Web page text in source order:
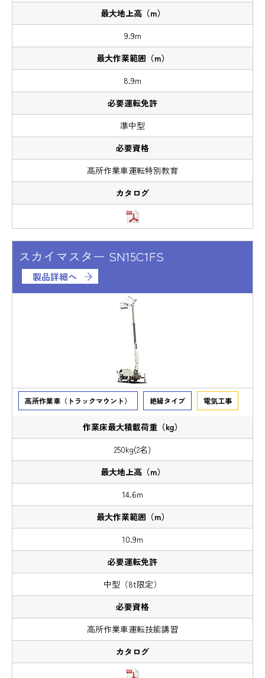
9.9m
8.9m
準中型
高所作業車運転特別教育
スカイマスター SN15C1FS
製品詳細へ
高所作業車（トラックマウント） 絶縁タイプ 電気工事
250kg(2名)
14.6m
10.9m
中型（8t限定）
高所作業車運転技能講習